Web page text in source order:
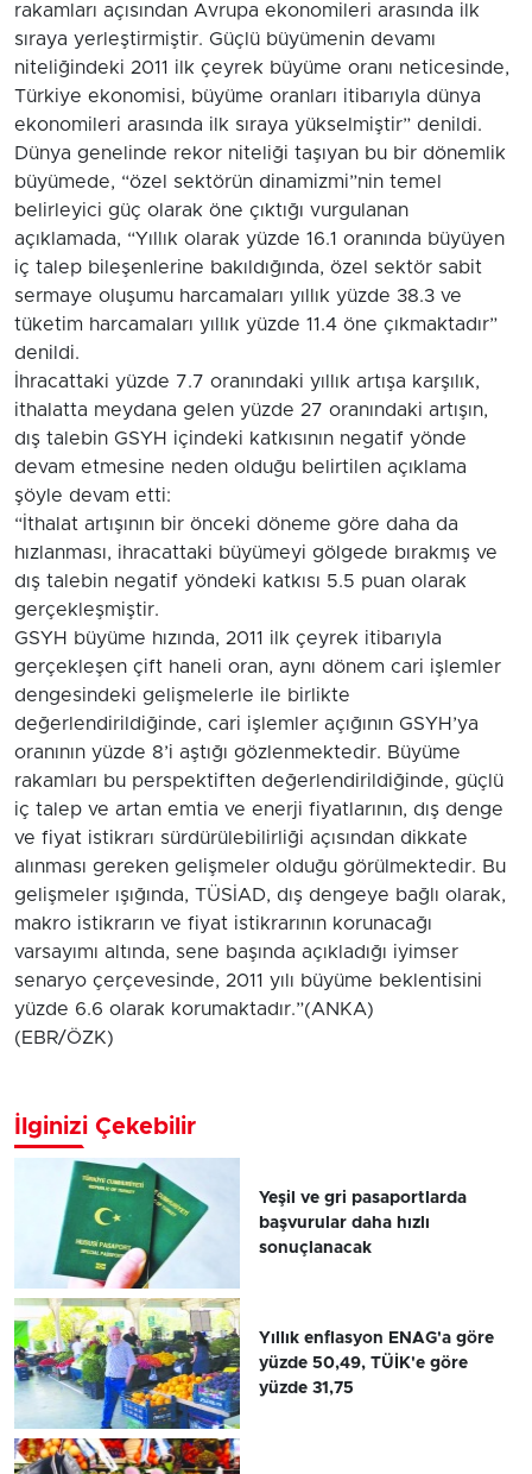
rakamları açısından Avrupa ekonomileri arasında ilk
sıraya yerleştirmiştir. Güçlü büyümenin devamı
niteliğindeki 2011 ilk çeyrek büyüme oranı neticesinde,
Türkiye ekonomisi, büyüme oranları itibarıyla dünya
ekonomileri arasında ilk sıraya yükselmiştir” denildi.
Dünya genelinde rekor niteliği taşıyan bu bir dönemlik
büyümede, “özel sektörün dinamizmi”nin temel
belirleyici güç olarak öne çıktığı vurgulanan
açıklamada, “Yıllık olarak yüzde 16.1 oranında büyüyen
iç talep bileşenlerine bakıldığında, özel sektör sabit
sermaye oluşumu harcamaları yıllık yüzde 38.3 ve
tüketim harcamaları yıllık yüzde 11.4 öne çıkmaktadır”
denildi.
İhracattaki yüzde 7.7 oranındaki yıllık artışa karşılık,
ithalatta meydana gelen yüzde 27 oranındaki artışın,
dış talebin GSYH içindeki katkısının negatif yönde
devam etmesine neden olduğu belirtilen açıklama
şöyle devam etti:
“İthalat artışının bir önceki döneme göre daha da
hızlanması, ihracattaki büyümeyi gölgede bırakmış ve
dış talebin negatif yöndeki katkısı 5.5 puan olarak
gerçekleşmiştir.
GSYH büyüme hızında, 2011 ilk çeyrek itibarıyla
gerçekleşen çift haneli oran, aynı dönem cari işlemler
dengesindeki gelişmelerle ile birlikte
değerlendirildiğinde, cari işlemler açığının GSYH’ya
oranının yüzde 8’i aştığı gözlenmektedir. Büyüme
rakamları bu perspektiften değerlendirildiğinde, güçlü
iç talep ve artan emtia ve enerji fiyatlarının, dış denge
ve fiyat istikrarı sürdürülebilirliği açısından dikkate
alınması gereken gelişmeler olduğu görülmektedir. Bu
gelişmeler ışığında, TÜSİAD, dış dengeye bağlı olarak,
makro istikrarın ve fiyat istikrarının korunacağı
varsayımı altında, sene başında açıkladığı iyimser
senaryo çerçevesinde, 2011 yılı büyüme beklentisini
yüzde 6.6 olarak korumaktadır.”(ANKA)
(EBR/ÖZK)
İlginizi Çekebilir
Yeşil ve gri pasaportlarda
başvurular daha hızlı
sonuçlanacak
Yıllık enflasyon ENAG'a göre
yüzde 50,49, TÜİK'e göre
yüzde 31,75